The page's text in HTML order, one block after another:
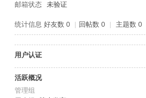
邮箱状态
未验证
统计信息 好友数 0 | 回帖数 0 | 主题数 0
用户认证
活跃概况
管理组